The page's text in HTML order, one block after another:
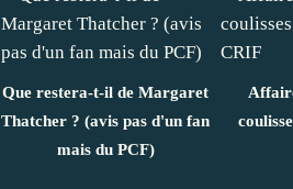
Que restera-t-il de Margaret
Thatcher ? (avis pas d'un fan
mais du PCF)